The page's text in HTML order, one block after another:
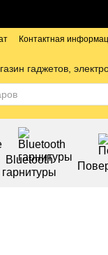
Контактная
гаджетов,
Bluetooth
гарнитуры